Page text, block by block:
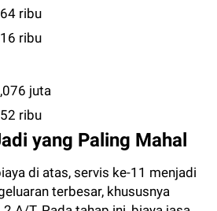
ribu
ribu
juta
ribu
yang Paling Mahal
di atas, servis ke-11 menjadi
terbesar, khususnya